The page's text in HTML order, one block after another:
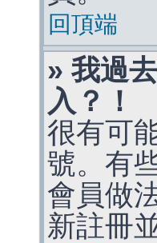
回頂端
» 我過
入？！
很有可
號。有
會員做
新註冊